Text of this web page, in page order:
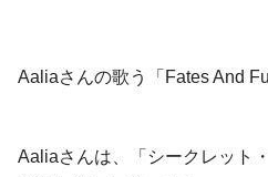
Aaliaさんの歌う「Fates And
Aaliaさんは、「シークレット